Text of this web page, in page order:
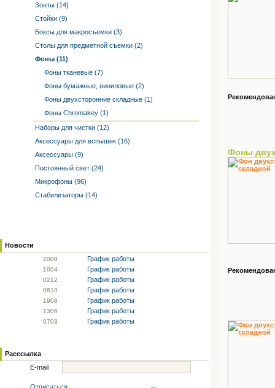
Зонты (14)
Стойки (9)
Боксы для макросъемки (3)
Столы для предметной съемки (2)
Фоны (11)
Фоны тканевые (7)
Фоны бумажные, виниловые (2)
Фоны двухсторонние складные (1)
Фоны Chromakey (1)
Наборы для чистки (12)
Аксессуары для вспышек (16)
Аксессуары (9)
Постоянный свет (24)
Микрофоны (96)
Стабилизаторы (14)
Новости
2008 График работы
1004 График работы
0212 График работы
0810 График работы
1908 График работы
1306 График работы
0703 График работы
Расссылка
E-mail
Фоны